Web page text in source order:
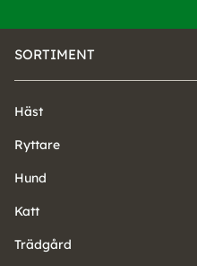
SORTIMENT
Häst
Ryttare
Hund
Katt
Trädgård